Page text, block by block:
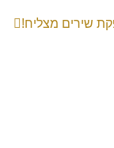
שירים מצליח!